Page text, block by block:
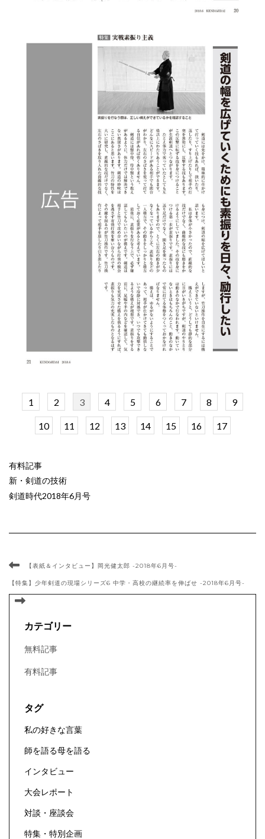
1 2 3 4 5 6 7 8 9
10 11 12 13 14 15 16 17
有料記事
新・剣道の技術
剣道時代2018年6月号
【表紙＆インタビュー】岡光健太郎 -2018年6月号-
【特集】少年剣道の現場シリーズ6 中学・高校の継続率を伸ばせ -2018年6月号-
カテゴリー
無料記事
有料記事
タグ
私の好きな言葉
師を語る母を語る
インタビュー
大会レポート
対談・座談会
特集・特別企画